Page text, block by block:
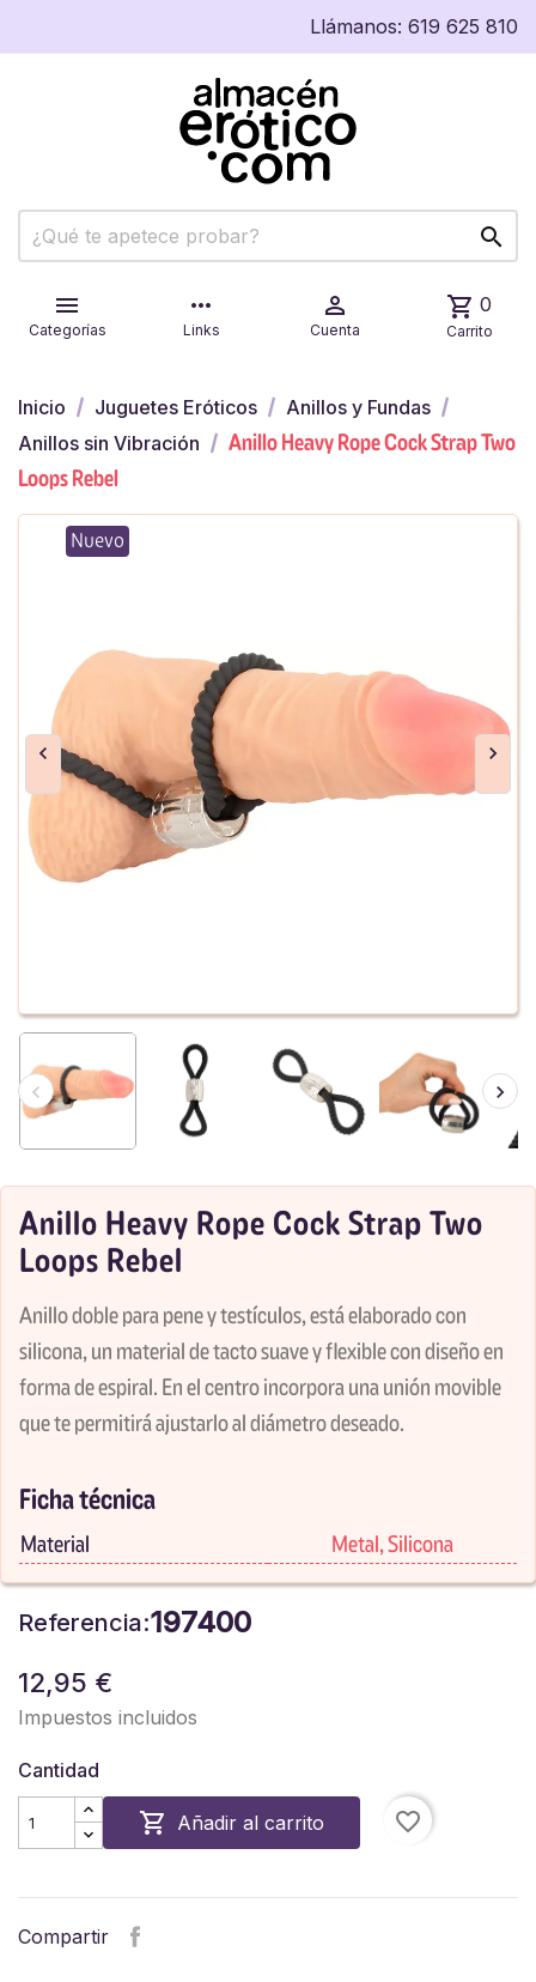
Llámanos: 619 625 810


Categorías
more_horiz
Links

Cuenta
shopping_cart 0
Carrito
Inicio Juguetes Eróticos
Anillos y Fundas
Anillos sin Vibración
Anillo Heavy Rope Cock Strap Two
Loops Rebel
Nuevo
Anillo Heavy Rope Cock Strap Two
Loops Rebel
Anillo doble para pene y testículos, está elaborado con
silicona, un material de tacto suave y flexible con diseño en
forma de espiral. En el centro incorpora una unión movible
que te permitirá ajustarlo al diámetro deseado.
Ficha técnica
Material Metal, Silicona
Referencia:197400
12,95 €
Impuestos incluidos
Cantidad
 Añadir al carrito favorite_border
Compartir